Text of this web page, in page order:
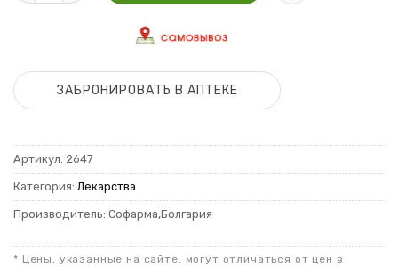
ЗАБРОНИРОВАТЬ В АПТЕКЕ
Артикул: 2647
Категория:Лекарства
Производитель: Софарма,Болгария
* Цены, указанные на сайте, могут отличаться от цен в